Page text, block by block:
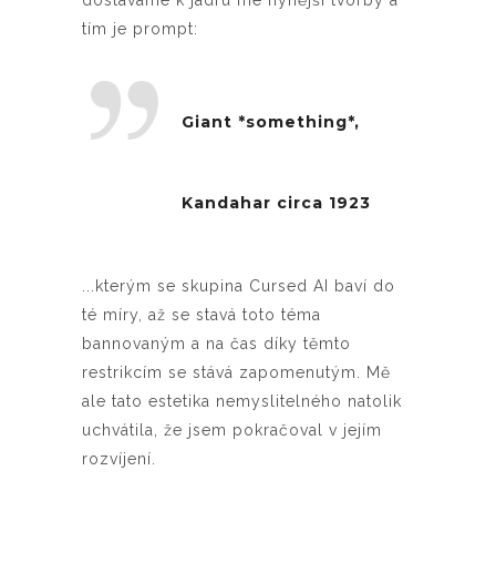
tím je prompt:
Giant *something*,
Kandahar circa 1923
...kterým se skupina Cursed AI baví do
té míry, až se stavá toto téma
bannovaným a na čas díky těmto
restrikcím se stává zapomenutým. Mě
ale tato estetika nemyslitelného natolik
uchvátila, že jsem pokračoval v jejím
rozvíjení.